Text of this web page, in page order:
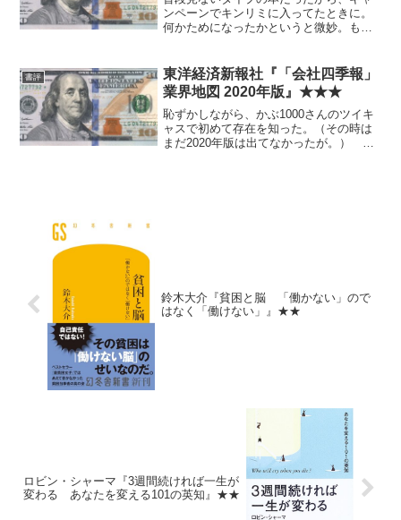
ンペーンでキンリミに入ってたときに。
何かためになったかというと微妙。もち
書評
東洋経済新報社『「会社四季報」
業界地図 2020年版』★★★
恥ずかしながら、かぶ1000さんのツイキ
ャスで初めて存在を知った。（その時は
まだ2020年版は出てなかったが。） 確
鈴木大介『貧困と脳 「働かない」ので
はなく「働けない」』★★
ロビン・シャーマ『3週間続ければ一生が
変わる あなたを変える101の英知』★★